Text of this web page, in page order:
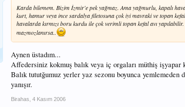
Karda bilemem. Bizim İzmir'e pek yağmaz. Ama yağmurlu, kapalı
kurt, hamur veya ince sardalya filetosuna çok iyi mavraki ve topan
havalarda kırmızı boru kurdu ile çok verimli topan kefal avı
mazmozlanırsa..
Aynen üstadım...
Affedersiniz kokmuş balık veya iç orgaları müthiş işyapar
Balık tututğumuz yerler yaz sezonu boyunca yemlemeden
yanışır.
Birahas 4 Kasım 2006